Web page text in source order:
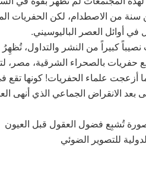
الإيوسيني، أي بعد نحو 10 ملايين سنة من
في أوائل العصر الباليوسيني.
كبيراً من النشر والتداول،
حفريات بالصحراء الشرقية، مصر،
أزعجت علماء الحفريات! كونها
بعد الانقراض الجماعي الذي أنهى
تُشبِع فضول العقول قبل العيون
للتصوير الضوئي